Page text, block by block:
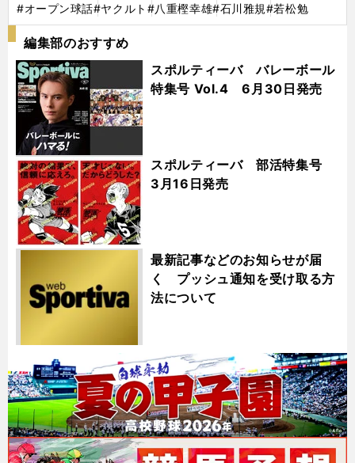
#オープン球話#ヤクルト #八重樫幸雄#石川雅規#若松勉
編集部のおすすめ
スポルティーバ バレーボール
特集号 Vol.4 6月30日発売
スポルティーバ 部活特集号
3月16日発売
最新記事などのお知らせが届
く プッシュ通知を受け取る方
法について